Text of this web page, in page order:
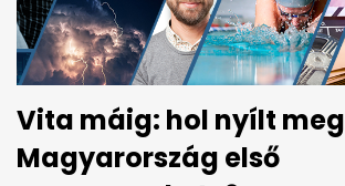
Vita máig: hol nyílt meg
Magyarország első